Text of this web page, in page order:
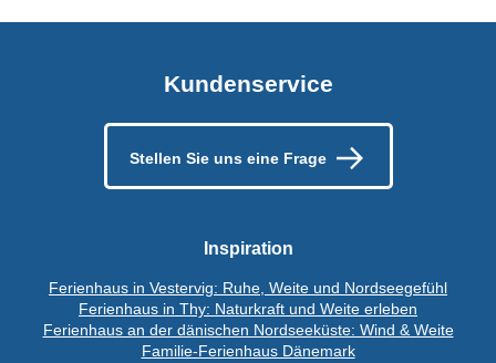
Kundenservice
Stellen Sie uns eine Frage
Inspiration
Ferienhaus in Vestervig: Ruhe, Weite und Nordseegefühl
Ferienhaus in Thy: Naturkraft und Weite erleben
Ferienhaus an der dänischen Nordseeküste: Wind & Weite
Familie-Ferienhaus Dänemark